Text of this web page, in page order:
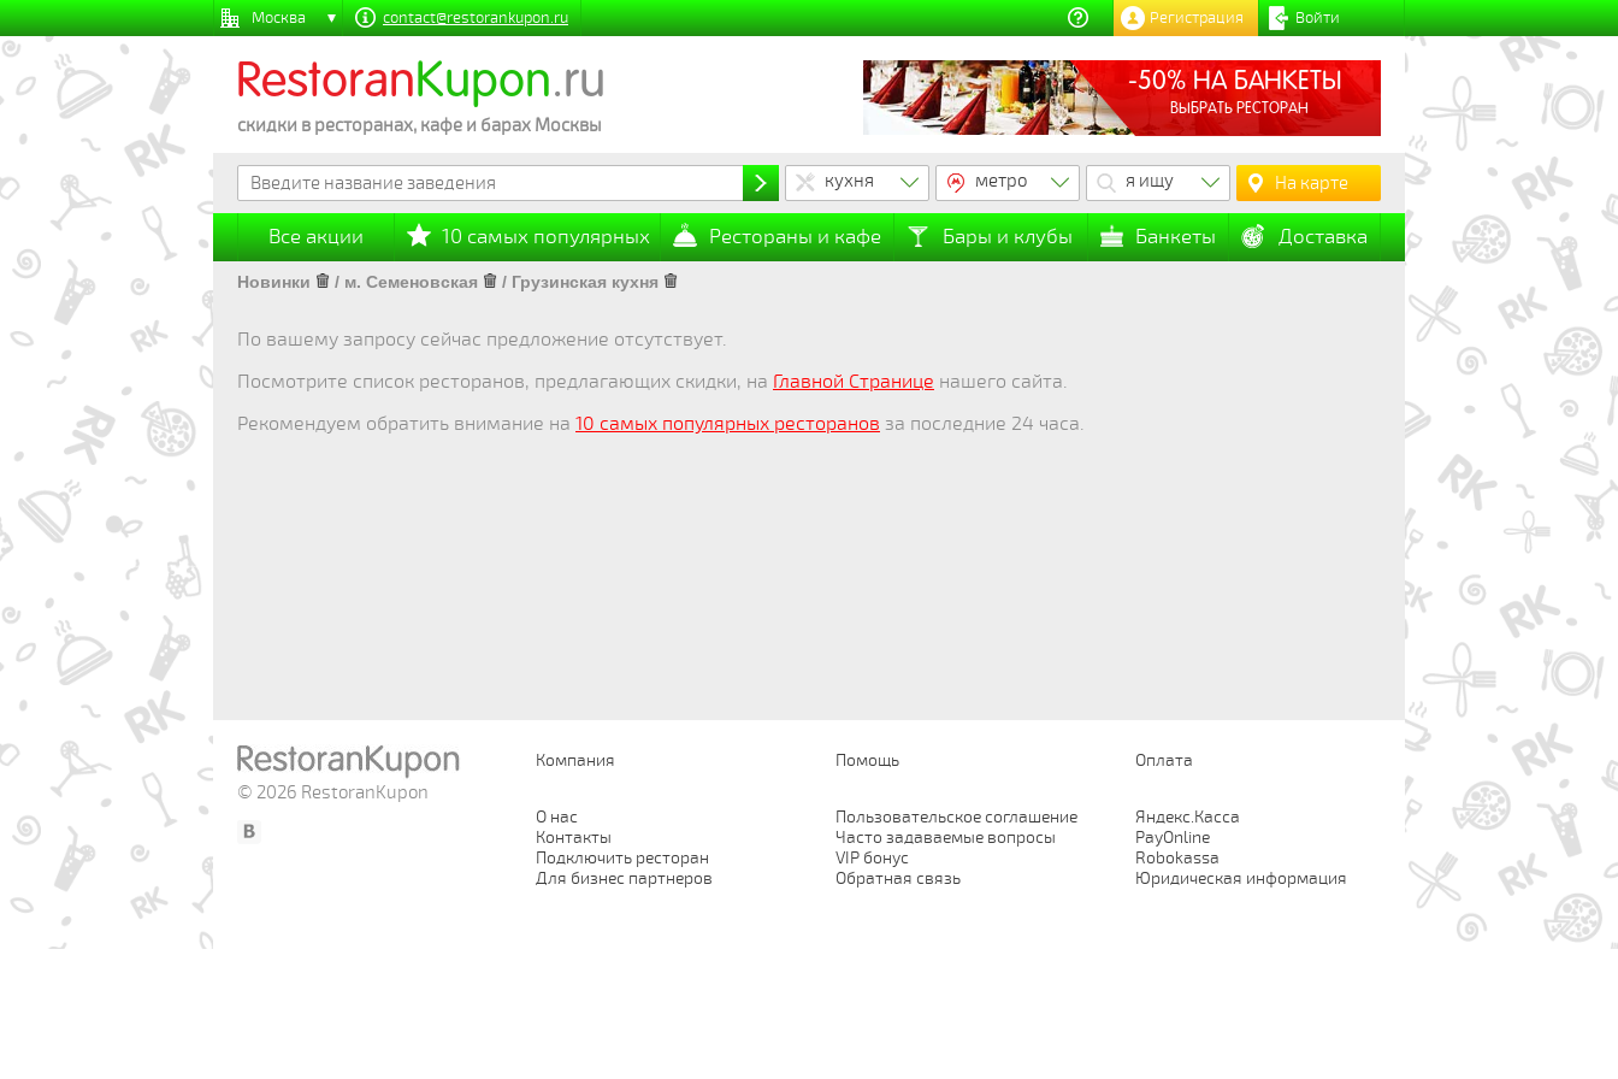
Москва contact@restorankupon.ru Войти
Регистрация
RestoranKupon.ru
скидки в ресторанах, кафе и барах Москвы
-50% НА БАНКЕТЫ
ВЫБРАТЬ РЕСТОРАН
кухня метро я ищу На карте
Все акции 10 самых популярных Рестораны и кафе Бары и клубы Банкеты Доставка
Новинки / м. Семеновская / Грузинская кухня
По вашему запросу сейчас предложение отсутствует.
Посмотрите список ресторанов, предлагающих скидки, на Главной Странице нашего сайта.
Рекомендуем обратить внимание на 10 самых популярных ресторанов за последние 24 часа.
© 2026 RestoranKupon
Компания
О нас
Контакты
Подключить ресторан
Для бизнес партнеров
Помощь
Пользовательское соглашение
Часто задаваемые вопросы
VIP бонус
Обратная связь
Оплата
Яндекс.Касса
PayOnline
Robokassa
Юридическая информация